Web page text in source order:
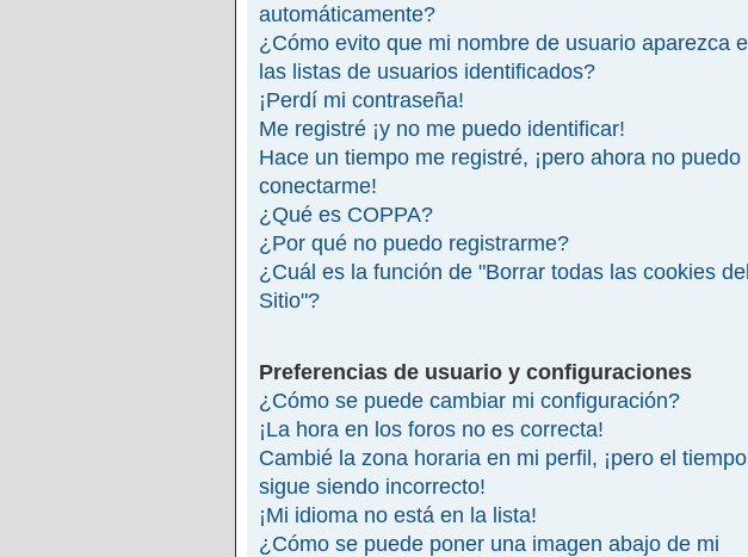
automáticamente?
¿Cómo evito que mi nombre de usuario aparezca
las listas de usuarios identificados?
¡Perdí mi contraseña!
Me registré ¡y no me puedo identificar!
Hace un tiempo me registré, ¡pero ahora no puedo
conectarme!
¿Qué es COPPA?
¿Por qué no puedo registrarme?
¿Cuál es la función de "Borrar todas las cookies del
Sitio"?
Preferencias de usuario y configuraciones
¿Cómo se puede cambiar mi configuración?
¡La hora en los foros no es correcta!
Cambié la zona horaria en mi perfil, ¡pero el tiempo
sigue siendo incorrecto!
¡Mi idioma no está en la lista!
¿Cómo se puede poner una imagen abajo de mi